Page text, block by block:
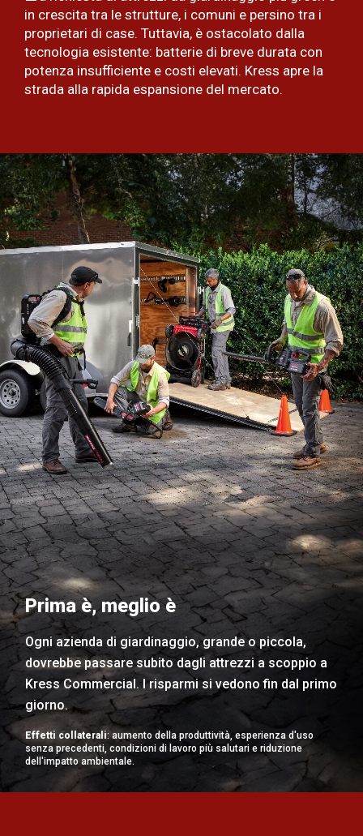
in crescita tra le strutture, i comuni e persino tra i
proprietari di case. Tuttavia, è ostacolato dalla
tecnologia esistente: batterie di breve durata con
potenza insufficiente e costi elevati. Kress apre la
strada alla rapida espansione del mercato.
Prima è, meglio è
Ogni azienda di giardinaggio, grande o piccola,
dovrebbe passare subito dagli attrezzi a scoppio a
Kress Commercial. I risparmi si vedono fin dal primo
giorno.
Effetti collaterali: aumento della produttività, esperienza d'uso
senza precedenti, condizioni di lavoro più salutari e riduzione
dell'impatto ambientale.